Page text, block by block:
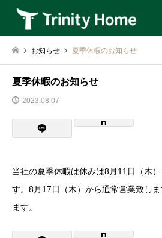
お知らせ 夏季休暇のお知らせ
夏季休暇のお知らせ
2023.08.07
当社の夏季休暇は休みは8月11日（木
す。8月17日（木）から通常営業致し
ます。